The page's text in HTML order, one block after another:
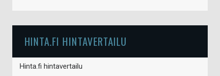
HINTA.FI HINTAVERTAILU
Hinta.fi hintavertailu